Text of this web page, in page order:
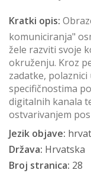
Kratki opis:
komuniciranja"
žele razviti svoje
okruženju. Kroz
zadatke,
specifičnostima
digitalnih kanala
ostvarivanjem
Jezik objave:
Država: Hrvatska
Broj stranica: 28